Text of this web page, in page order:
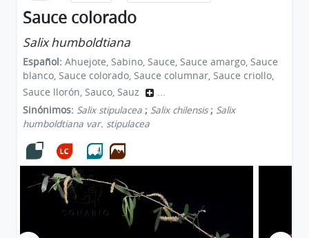
Sauce colorado
Salix humboldtiana
Español: Ahuejote, Sabino, Sauce, Sauce amargo, Sauce
blanco, Sauce colorado, Sauce columnar, Sauce criollo,
Sauce llorón, Sauco, Sauz
...
Sinónimos: Salix stipulacea ; Salix chilensis ; Salix
humboldtiana var. stipulacea